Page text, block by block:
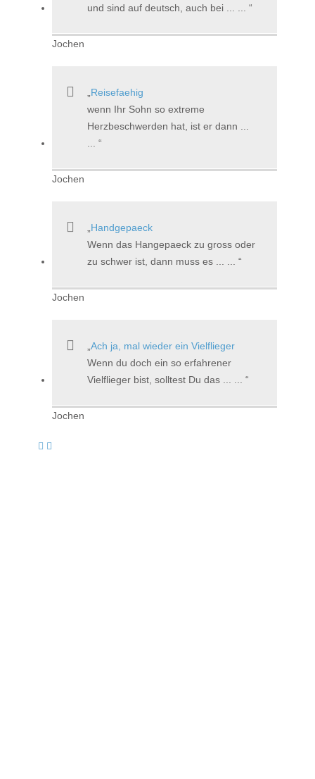
und sind auf deutsch, auch bei ... ...
Jochen
Reisefaehig
wenn Ihr Sohn so extreme
Herzbeschwerden hat, ist er dann ...
Jochen
Handgepaeck
Wenn das Hangepaeck zu gross oder
zu schwer ist, dann muss es ... ...
Jochen
Ach ja, mal wieder ein Vielflieger
Wenn du doch ein so erfahrener
Vielflieger bist, solltest Du das ... ...
Jochen